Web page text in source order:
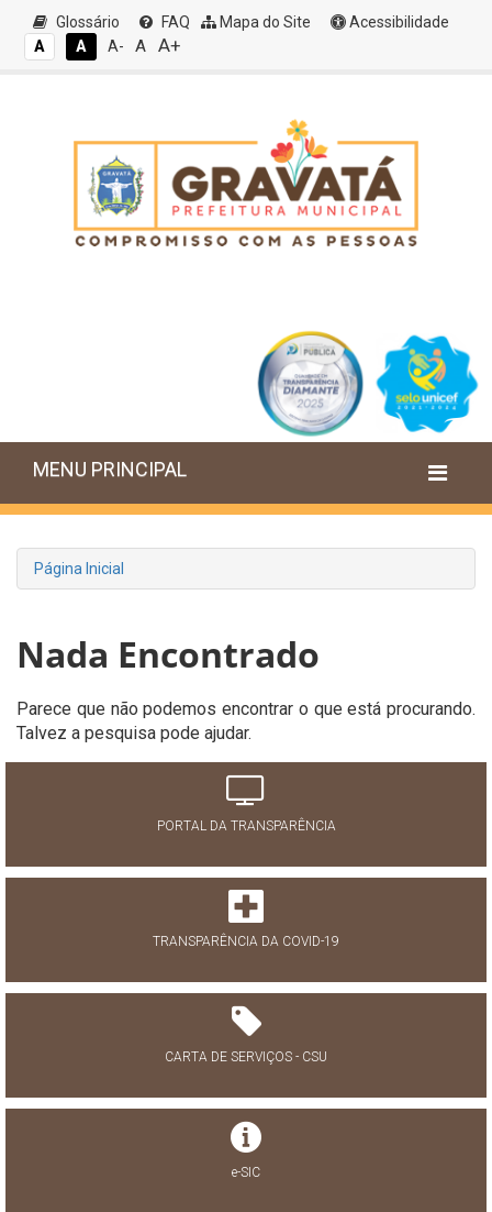
Glossário FAQ Mapa do Site
Acessibilidade
A
A A- A A+
MENU PRINCIPAL
Página Inicial
Nada Encontrado
Parece que não podemos encontrar o que está procurando.
Talvez a pesquisa pode ajudar.
PORTAL DA TRANSPARÊNCIA
TRANSPARÊNCIA DA COVID-19
CARTA DE SERVIÇOS - CSU
e-SIC